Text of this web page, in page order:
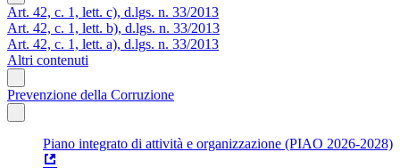
Art. 42, c. 1, lett. c), d.lgs. n. 33/2013
Art. 42, c. 1, lett. b), d.lgs. n. 33/2013
Art. 42, c. 1, lett. a), d.lgs. n. 33/2013
Altri contenuti
Prevenzione della Corruzione
Piano integrato di attività e organizzazione (PIAO 2026-2028)